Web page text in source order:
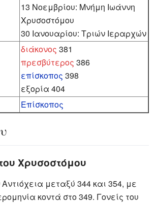
13 Νοεμβρίου: Μνήμη Ιωάννη
Χρυσοστόμου
30 Ιανουαρίου: Τριών Ιεραρχών
διάκονος 381
πρεσβύτερος 386
επίσκοπος 398
εξορία 404
Επίσκοπος
Χρυσοστόμου
μεταξύ 344 και 354, με
κοντά στο 349. Γονείς του